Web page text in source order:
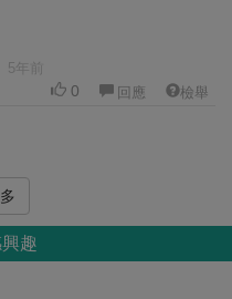
5年前
0 回應 檢舉
趣